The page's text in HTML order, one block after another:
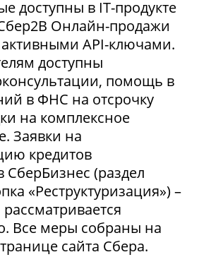
доступны в IT-продукте
Онлайн-продажи
активными API-ключами.
доступны
помощь в
в ФНС на отсрочку
на комплексное
Заявки на
кредитов
(раздел
«Реструктуризация») –
Все меры собраны на
сайта Сбера.